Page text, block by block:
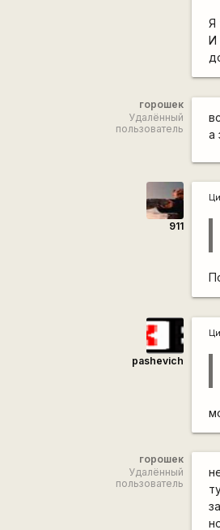
Я
И
горошек
Удалённый
пользователь
а
911
pashevich
горошек
Удалённый
пользователь